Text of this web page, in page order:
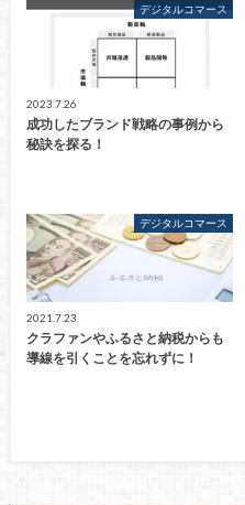
デジタルコマース
2023.7.26
成功したブランド戦略の事例から
秘訣を探る！
デジタルコマース
2021.7.23
クラファンやふるさと納税からも
導線を引くことを忘れずに！